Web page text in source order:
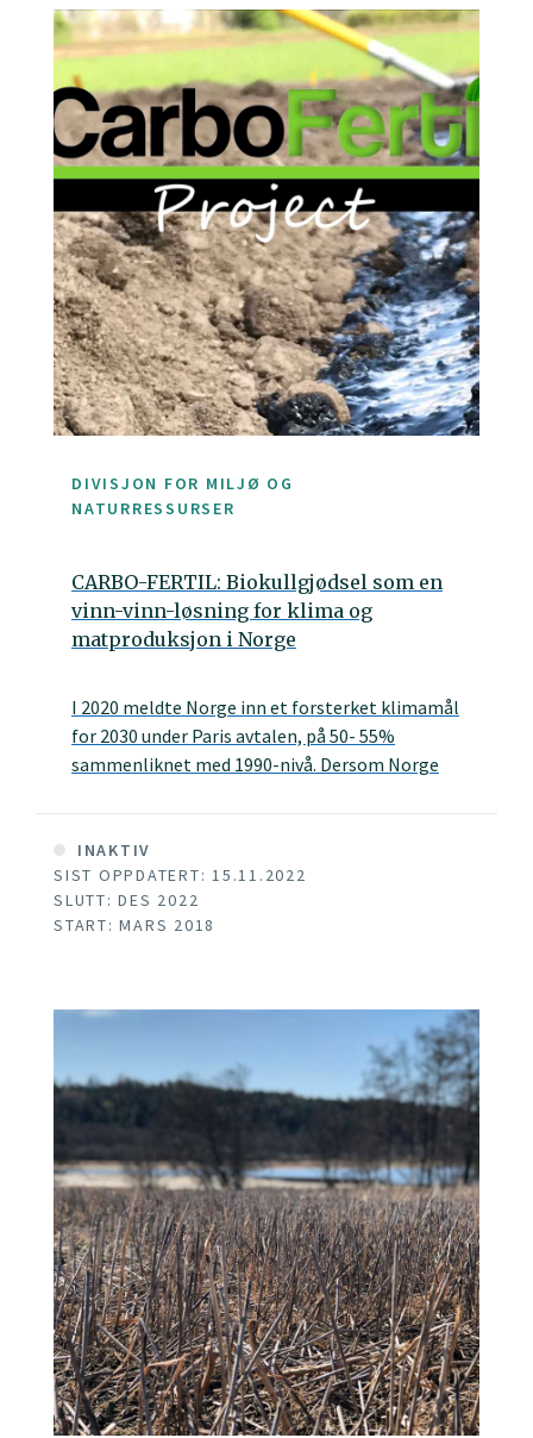
DIVISJON FOR MILJØ OG
NATURRESSURSER
CARBO-FERTIL: Biokullgjødsel som en
vinn-vinn-løsning for klima og
matproduksjon i Norge
I 2020 meldte Norge inn et forsterket klimamål
for 2030 under Paris avtalen, på 50- 55%
sammenliknet med 1990-nivå. Dersom Norge
drastiske utslippskutt til. En måte å løse denne
utfordringen på er å øke karbonmengden i jord.
INAKTIV
SIST OPPDATERT: 15.11.2022
SLUTT: DES 2022
START: MARS 2018